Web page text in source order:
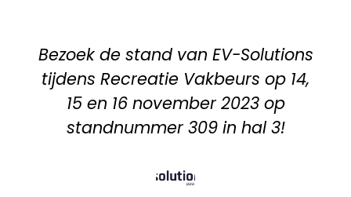
Bezoek de stand van EV-Solutions
tijdens Recreatie Vakbeurs op 14,
15 en 16 november 2023 op
standnummer 309 in hal 3!